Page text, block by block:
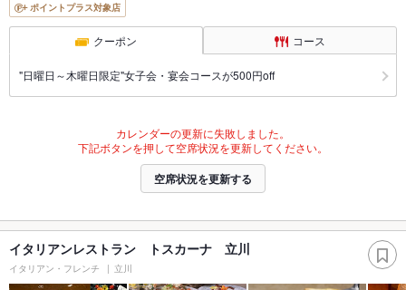
ポイントプラス対象店
クーポン コース
"日曜日～木曜日限定"女子会・宴会コースが500円off
カレンダーの更新に失敗しました。
下記ボタンを押して空席状況を更新してください。
空席状況を更新する
イタリアンレストラン トスカーナ 立川
イタリアン・フレンチ 立川